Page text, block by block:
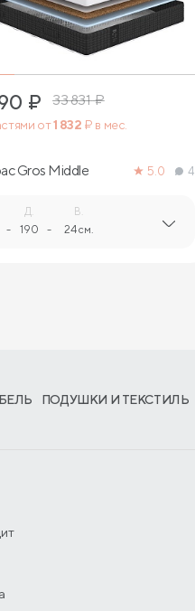
₽ 33 831₽
от1 832 ₽ в мес.
Gros Middle 5.0 4
-
Д.
190 -
В.
24 см.
ПОДУШКИ И ТЕКСТИЛЬ